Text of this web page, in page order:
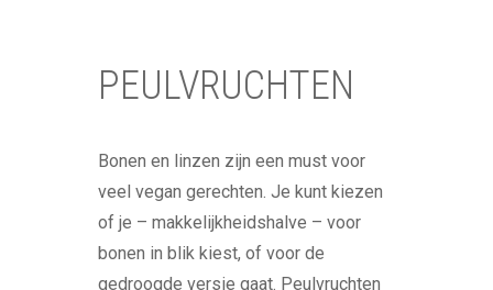
PEULVRUCHTEN
Bonen en linzen zijn een must voor
veel vegan gerechten. Je kunt kiezen
of je – makkelijkheidshalve – voor
bonen in blik kiest, of voor de
gedroogde versie gaat. Peulvruchten